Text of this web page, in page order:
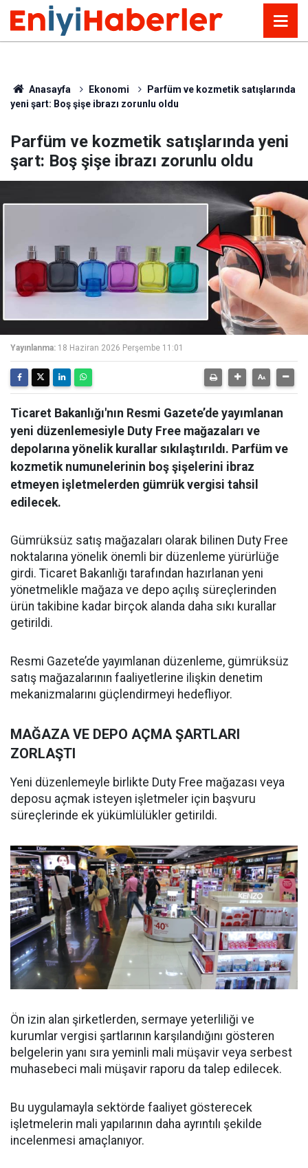
Anasayfa Ekonomi
Parfüm ve kozmetik satışlarında
yeni şart: Boş şişe ibrazı zorunlu oldu
Parfüm ve kozmetik satışlarında yeni
şart: Boş şişe ibrazı zorunlu oldu
Yayınlanma: 18 Haziran 2026 Perşembe 11:01
Ticaret Bakanlığı'nın Resmi Gazete’de yayımlanan
yeni düzenlemesiyle Duty Free mağazaları ve
depolarına yönelik kurallar sıkılaştırıldı. Parfüm ve
kozmetik numunelerinin boş şişelerini ibraz
etmeyen işletmelerden gümrük vergisi tahsil
edilecek.
Gümrüksüz satış mağazaları olarak bilinen Duty Free
noktalarına yönelik önemli bir düzenleme yürürlüğe
girdi. Ticaret Bakanlığı tarafından hazırlanan yeni
yönetmelikle mağaza ve depo açılış süreçlerinden
ürün takibine kadar birçok alanda daha sıkı kurallar
getirildi.
Resmi Gazete’de yayımlanan düzenleme, gümrüksüz
satış mağazalarının faaliyetlerine ilişkin denetim
mekanizmalarını güçlendirmeyi hedefliyor.
MAĞAZA VE DEPO AÇMA ŞARTLARI
ZORLAŞTI
Yeni düzenlemeyle birlikte Duty Free mağazası veya
deposu açmak isteyen işletmeler için başvuru
süreçlerinde ek yükümlülükler getirildi.
Ön izin alan şirketlerden, sermaye yeterliliği ve
kurumlar vergisi şartlarının karşılandığını gösteren
belgelerin yanı sıra yeminli mali müşavir veya serbest
muhasebeci mali müşavir raporu da talep edilecek.
Bu uygulamayla sektörde faaliyet gösterecek
işletmelerin mali yapılarının daha ayrıntılı şekilde
incelenmesi amaçlanıyor.